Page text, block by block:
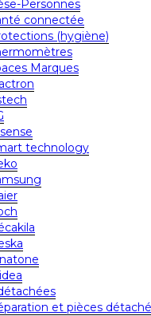
Personnes
connectée
(hygiène)
Marques
technology
et pièces